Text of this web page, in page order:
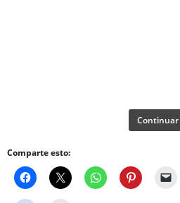
Continuar
Comparte esto: